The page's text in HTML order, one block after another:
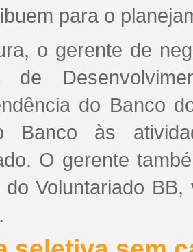
para o
o gerente de
do Banco
Banco às
O gerente
Voluntariado